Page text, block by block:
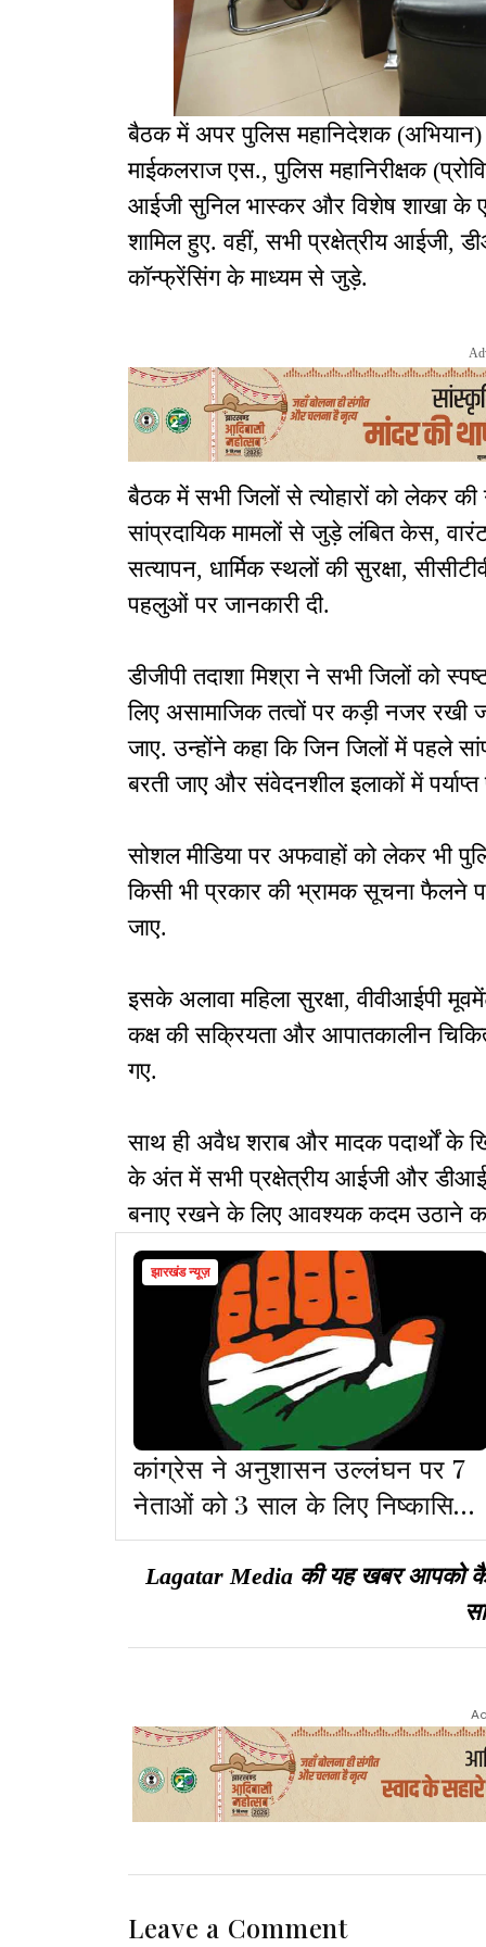
बैठक में अपर पुलिस महानिदेशक (अभियान)
माईकलराज एस., पुलिस महानिरीक्षक
आईजी सुनिल भास्कर और विशेष शाखा के
शामिल हुए. वहीं, सभी प्रक्षेत्रीय आईजी,
कॉन्फ्रेंसिंग के माध्यम से जुड़े.
बैठक में सभी जिलों से त्योहारों को लेकर की
सांप्रदायिक मामलों से जुड़े लंबित केस,
सत्यापन, धार्मिक स्थलों की सुरक्षा,
पहलुओं पर जानकारी दी.
डीजीपी तदाशा मिश्रा ने सभी जिलों को
लिए असामाजिक तत्वों पर कड़ी नजर रखी
जाए. उन्होंने कहा कि जिन जिलों में पहले
बरती जाए और संवेदनशील इलाकों में
सोशल मीडिया पर अफवाहों को लेकर भी
किसी भी प्रकार की भ्रामक सूचना फैलने
जाए.
इसके अलावा महिला सुरक्षा, वीवीआईपी
कक्ष की सक्रियता और आपातकालीन
गए.
साथ ही अवैध शराब और मादक पदार्थों के
के अंत में सभी प्रक्षेत्रीय आईजी और
बनाए रखने के लिए आवश्यक कदम उठाने का
झारखंड न्यूज़
कांग्रेस ने अनुशासन उल्लंघन पर 7
नेताओं को 3 साल के लिए निष्कासित
किया
Lagatar Media की यह खबर आपको
Leave a Comment